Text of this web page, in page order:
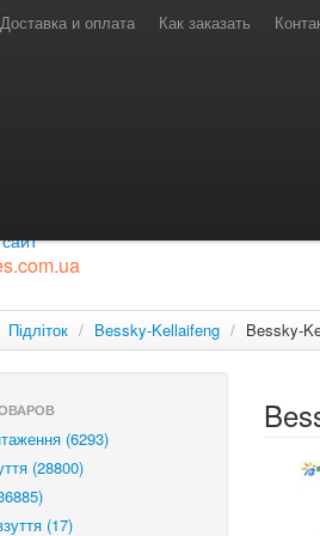
Доставка и оплата Как заказать
76-88 МТС: (050) 967-41-33
Підліток / Bessky-Kellaifeng / Bessky-
(6293)
(28800)
(17)